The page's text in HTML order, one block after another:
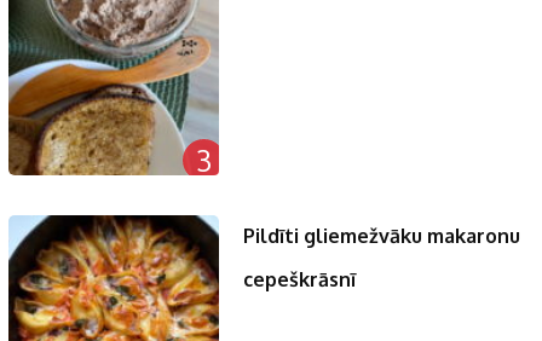
3
Pildīti gliemežvāku makaronu
cepeškrāsnī